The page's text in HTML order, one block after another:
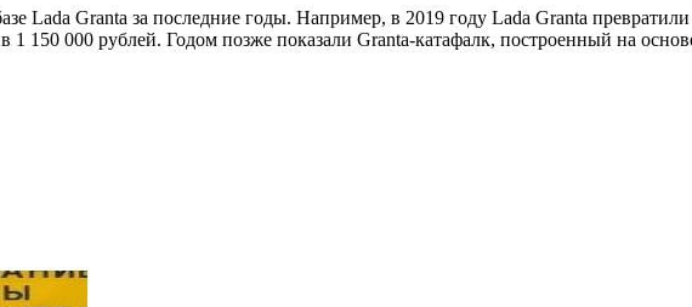
Lada Granta за последние годы. Например, в 2019 году Lada Granta
150 000 рублей. Годом позже показали Granta-катафалк, построенный на